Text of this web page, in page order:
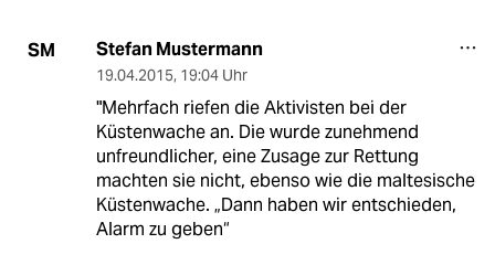
SM Stefan Mustermann
19.04.2015, 19:04 Uhr
"Mehrfach riefen die Aktivisten bei der
Küstenwache an. Die wurde zunehmend
unfreundlicher, eine Zusage zur Rettung
machten sie nicht, ebenso wie die maltesische
Küstenwache. „Dann haben wir entschieden,
Alarm zu geben“